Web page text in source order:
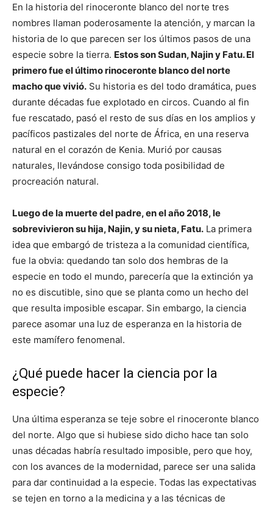
En la historia del rinoceronte blanco del norte tres
nombres llaman poderosamente la atención, y marcan la
historia de lo que parecen ser los últimos pasos de una
especie sobre la tierra. Estos son Sudan, Najin y Fatu. El
primero fue el último rinoceronte blanco del norte
macho que vivió. Su historia es del todo dramática, pues
durante décadas fue explotado en circos. Cuando al fin
fue rescatado, pasó el resto de sus días en los amplios y
pacíficos pastizales del norte de África, en una reserva
natural en el corazón de Kenia. Murió por causas
naturales, llevándose consigo toda posibilidad de
procreación natural.
Luego de la muerte del padre, en el año 2018, le
sobrevivieron su hija, Najin, y su nieta, Fatu. La primera
idea que embargó de tristeza a la comunidad científica,
fue la obvia: quedando tan solo dos hembras de la
especie en todo el mundo, parecería que la extinción ya
no es discutible, sino que se planta como un hecho del
que resulta imposible escapar. Sin embargo, la ciencia
parece asomar una luz de esperanza en la historia de
este mamífero fenomenal.
¿Qué puede hacer la ciencia por la
especie?
Una última esperanza se teje sobre el rinoceronte blanco
del norte. Algo que si hubiese sido dicho hace tan solo
unas décadas habría resultado imposible, pero que hoy,
con los avances de la modernidad, parece ser una salida
para dar continuidad a la especie. Todas las expectativas
se tejen en torno a la medicina y a las técnicas de